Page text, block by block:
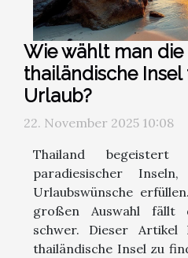
Wie wählt man die
thailändische Insel
Urlaub?
22. November 2025 10:08
Thailand
paradiesischer
Urlaubswünsche
großen Auswahl fällt
schwer. Dieser
thailändische Insel zu